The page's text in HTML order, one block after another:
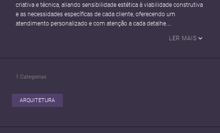
criativa e técnica, aliando sensibilidade estética à viabilidade construtiva
e as necessidades específicas de cada cliente, oferecendo um
atendimento personalizado e com atenção a cada detalhe.
espaços, mas a forma como as pessoas vivem e se sentem neles e é
LER MAIS
1 Categorias
ARQUITETURA